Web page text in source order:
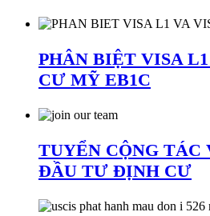
PHÂN BIỆT VISA
CƯ MỸ EB1C
TUYỂN CỘNG
ĐẦU TƯ ĐỊNH CƯ